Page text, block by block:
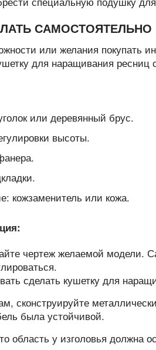
САМОСТОЯТЕЛЬНО
или желания покупать
для наращивания ресниц
или деревянный брус.
высоты.
кожзаменитель или кожа.
чертеж желаемой модели.
сконструируйте
была устойчивой.
область у изголовья должна